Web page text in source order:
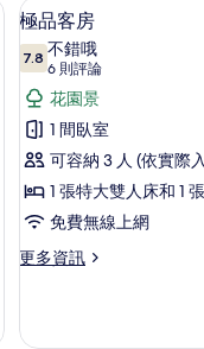
的
情
顯
示
極
品
客
房
的
所
有
6
極品客房
7.87.8 分，滿分 10 分
不錯哦
6 則評論
(6
則
評
論)
花園景
1 間臥室
可容納 3 人 (依實際
1 張特大雙人床和 1
免費無線上網
更多資訊
更
客